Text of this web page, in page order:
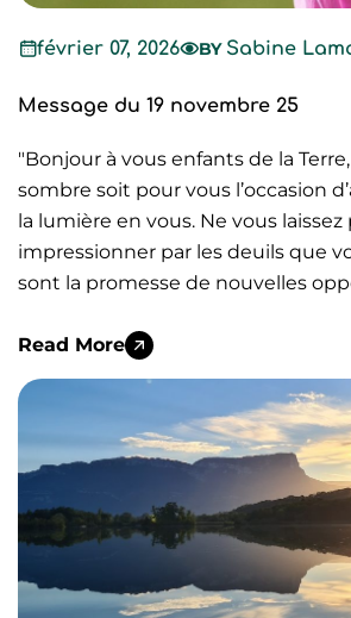
février 07, 2026 BY Sabine
Message du 19 novembre 25
"Bonjour à vous enfants de la
sombre soit pour vous l’occasion
la lumière en vous. Ne vous laissez
impressionner par les deuils que
sont la promesse de nouvelles
Read More